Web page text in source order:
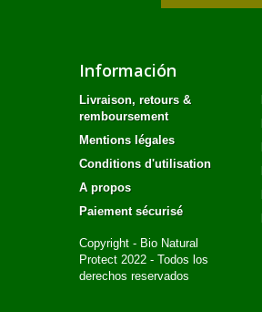
Información
Livraison, retours &
remboursement
Mentions légales
Conditions d'utilisation
A propos
Paiement sécurisé
Copyright - Bio Natural
Protect 2022 - Todos los
derechos reservados